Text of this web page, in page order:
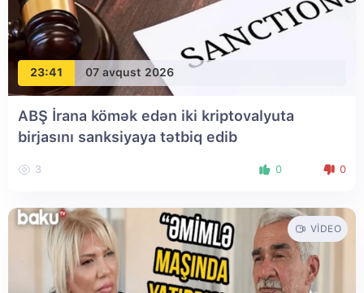
23:41 07 avqust 2026
ABŞ İrana kömək edən iki kriptovalyuta
birjasını sanksiyaya tətbiq edib
3 0 0
VIDEO